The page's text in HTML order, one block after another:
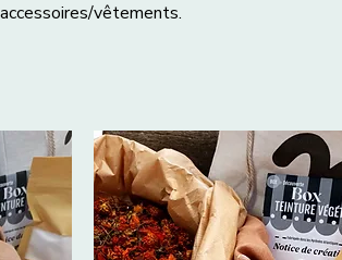
vêtements.